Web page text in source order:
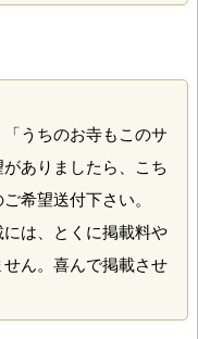
「うちのお寺もこのサ
ありましたら、こち
希望送付下さい。
は、とくに掲載料や
ん。喜んで掲載させ